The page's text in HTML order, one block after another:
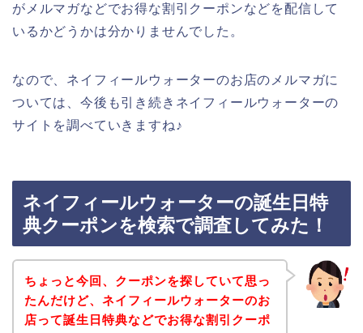
がメルマガなどでお得な割引クーポンなどを配信して
いるかどうかは分かりませんでした。
なので、ネイフィールウォーターのお店のメルマガに
ついては、今後も引き続きネイフィールウォーターの
サイトを調べていきますね♪
ネイフィールウォーターの誕生日特
典クーポンを検索で調査してみた！
ちょっと今回、クーポンを探していて思っ
たんだけど、ネイフィールウォーターのお
店って誕生日特典などでお得な割引クーポ